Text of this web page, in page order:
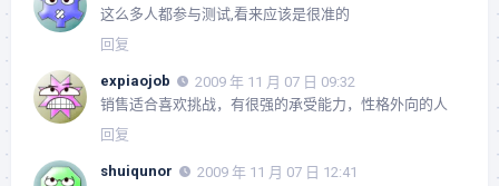
这么多人都参与测试,看来应该是很准的
回复
expiaojob
2009 年 11 月 07 日 09:32
销售适合喜欢挑战，有很强的承受能力，性格外向的人
回复
shuiqunor
2009 年 11 月 07 日 12:41